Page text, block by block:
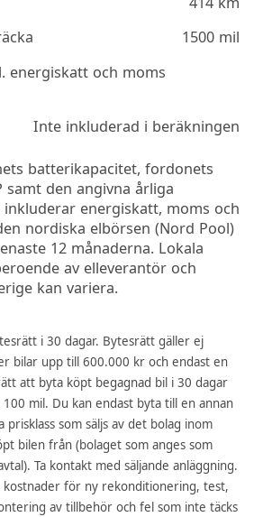
1500 mil
energiskatt och moms
Inte inkluderad i beräkningen
batterikapacitet, fordonets
samt den angivna årliga
energiskatt, moms och
nordiska elbörsen (Nord Pool)
12 månaderna. Lokala
av elleverantör och
kan variera.
i 30 dagar. Bytesrätt gäller ej
bilar upp till 600.000 kr och endast en
att byta köpt begagnad bil i 30 dagar
mil. Du kan endast byta till en annan
prisklass som säljs av det bolag inom
bilen från (bolaget som anges som
Ta kontakt med säljande anläggning.
för ny rekonditionering, test,
av tillbehör och fel som inte täcks